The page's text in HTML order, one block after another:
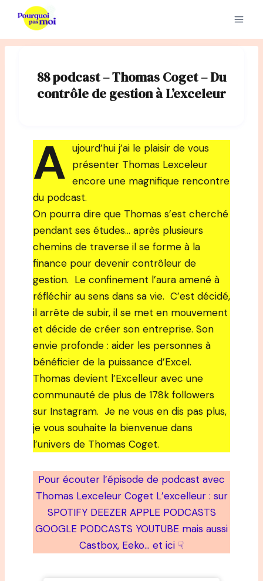
contenu
88 podcast – Thomas Coget – Du
contrôle de gestion à L’exceleur
A ujourd’hui j’ai le plaisir de vous
présenter Thomas Lexceleur
encore une magnifique rencontre
du podcast.⁠ ⁠
On pourra dire que Thomas s’est cherché
pendant ses études… après plusieurs
chemins de traverse il se forme à la
finance pour devenir contrôleur de
gestion.⁠ ⁠ Le confinement l’aura amené à
réfléchir au sens dans sa vie.⁠ ⁠ C’est décidé,
il arrête de subir, il se met en mouvement
et décide de créer son entreprise.⁠ Son
envie profonde : aider les personnes à
bénéficier de la puissance d’Excel.⁠ ⁠
Thomas devient l’Excelleur avec une
communauté de plus de 178k followers
sur Instagram.⁠ ⁠ Je ne vous en dis pas plus,
je vous souhaite la bienvenue dans
l’univers de Thomas Coget.
Pour écouter l’épisode de podcast avec
Thomas Lexceleur Coget L’excelleur : sur
SPOTIFY DEEZER APPLE PODCASTS
GOOGLE PODCASTS YOUTUBE mais aussi
Castbox, Eeko… et ici ☟